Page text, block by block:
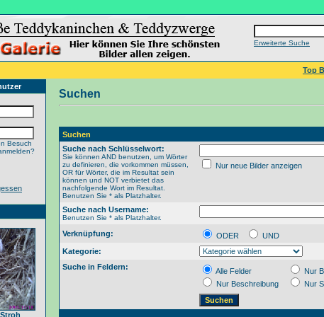
Erweiterte Suche
Top
Besuch
Suchen
Suchen
Suche nach Schlüsselwort:
Sie können AND benutzen, um Wörter
zu definieren, die vorkommen müssen,
OR für Wörter, die im Resultat sein
können und NOT verbietet das
nachfolgende Wort im Resultat.
Benutzen Sie * als Platzhalter.
Nur neue Bilder anzeigen
Suche nach Username:
Benutzen Sie * als Platzhalter.
Verknüpfung: ODER
UND
Kategorie:
Suche in Feldern:
Alle Felder
Nur
Nur Beschreibung
Nur